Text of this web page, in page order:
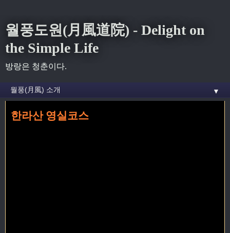
월풍도원(月風道院) - Delight on
the Simple Life
방랑은 청춘이다.
▼
홈» 영실코스 꼬리가 달린 글
한라산 영실코스